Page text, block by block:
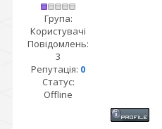
Група:
Користувачі
Повідомлень:
3
Репутація: 0
Статус:
Offline